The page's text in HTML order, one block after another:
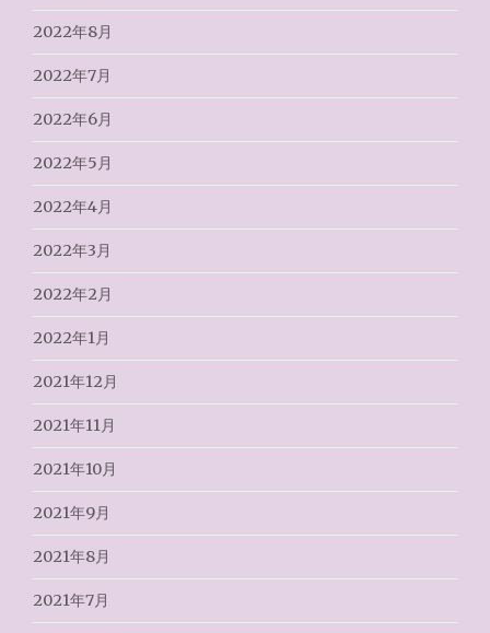
2022年8月
2022年7月
2022年6月
2022年5月
2022年4月
2022年3月
2022年2月
2022年1月
2021年12月
2021年11月
2021年10月
2021年9月
2021年8月
2021年7月